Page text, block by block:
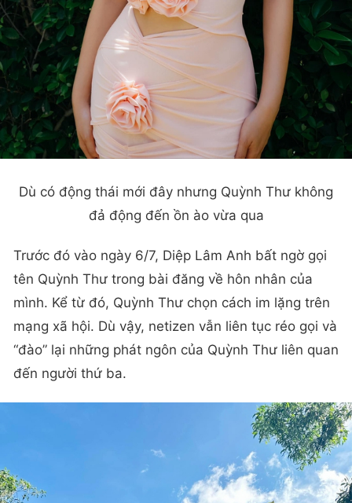
Dù có động thái mới đây nhưng Quỳnh Thư không
đả động đến ồn ào vừa qua
Trước đó vào ngày 6/7, Diệp Lâm Anh bất ngờ gọi
tên Quỳnh Thư trong bài đăng về hôn nhân của
mình. Kể từ đó, Quỳnh Thư chọn cách im lặng trên
mạng xã hội. Dù vậy, netizen vẫn liên tục réo gọi và
“đào” lại những phát ngôn của Quỳnh Thư liên quan
đến người thứ ba.